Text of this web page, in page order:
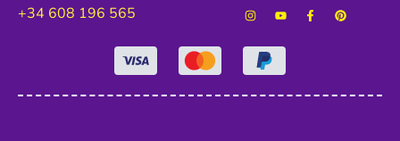
+34 608 196 565